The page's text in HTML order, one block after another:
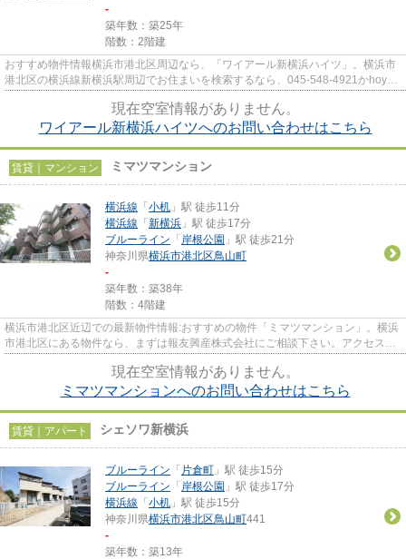
-
築年数：築25年
階数：2階建
おすすめ物件情報横浜市港北区周辺なら、「ワイアール新横浜ハイツ」。横浜市
港北区の横浜線新横浜駅周辺でお住まいを検索するなら、045-548-4921かhoyu-
現在空室情報がありません。
ワイアール新横浜ハイツへのお問い合わせはこちら
賃貸｜マンション ミマツマンション
横浜線 「 小机 」駅 徒歩11分
横浜線 「 新横浜 」駅 徒歩17分
ブルーライン 「 岸根公園 」駅 徒歩21分
神奈川県横浜市港北区鳥山町
-
築年数：築38年
階数：4階建
横浜市港北区近辺での最新物件情報:おすすめの物件「ミマツマンション」。横浜
市港北区にある物件なら、まずは報友興産株式会社にご相談下さい。アクセスは
現在空室情報がありません。
ミマツマンションへのお問い合わせはこちら
賃貸｜アパート シェソワ新横浜
ブルーライン 「 片倉町 」駅 徒歩15分
ブルーライン 「 岸根公園 」駅 徒歩17分
横浜線 「 小机 」駅 徒歩15分
神奈川県横浜市港北区鳥山町441
-
築年数：築13年